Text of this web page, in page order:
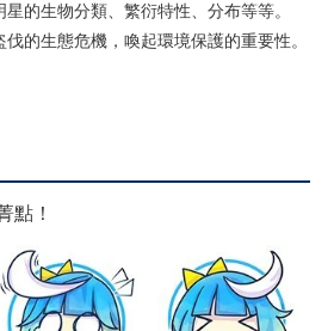
的生物分類、繁衍特性、分布等等。
的生態危機，喚起環境保護的重要性。
點！